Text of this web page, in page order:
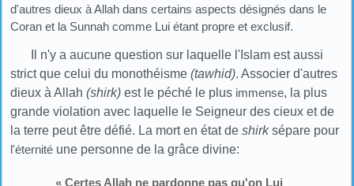
d'autres dieux à Allah dans certains aspects désignés dans le
Coran et la Sunnah comme Lui étant propre et exclusif.
Il n'y a aucune question sur laquelle l'Islam est aussi
strict que celui du monothéisme (tawhid). Associer d'autres
dieux à Allah (shirk) est le péché le plus immense, la plus
grande violation avec laquelle le Seigneur des cieux et de
la terre peut être défié. La mort en état de shirksépare pour
l'éternité une personne de la grâce divine:
« Certes Allah ne pardonne pas qu'on Lui